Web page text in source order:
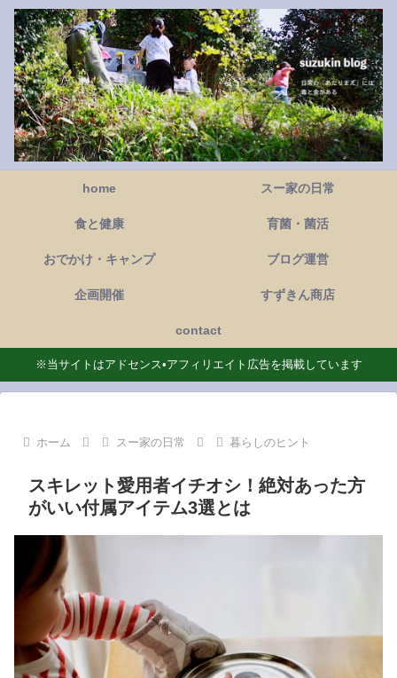
home スー家の日常
食と健康 育菌・菌活
おでかけ・キャンプ ブログ運営
企画開催 すずきん商店
contact
※当サイトはアドセンス•アフィリエイト広告を掲載しています
ホーム スー家の日常 暮らしのヒント
スキレット愛用者イチオシ！絶対あった方
がいい付属アイテム3選とは